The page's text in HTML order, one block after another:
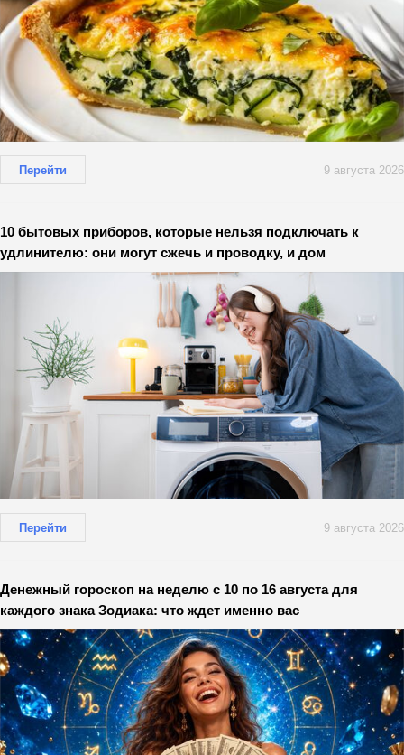
Перейти 9 августа 2026
10 бытовых приборов, которые нельзя подключать к
удлинителю: они могут сжечь и проводку, и дом
Перейти 9 августа 2026
Денежный гороскоп на неделю с 10 по 16 августа для
каждого знака Зодиака: что ждет именно вас